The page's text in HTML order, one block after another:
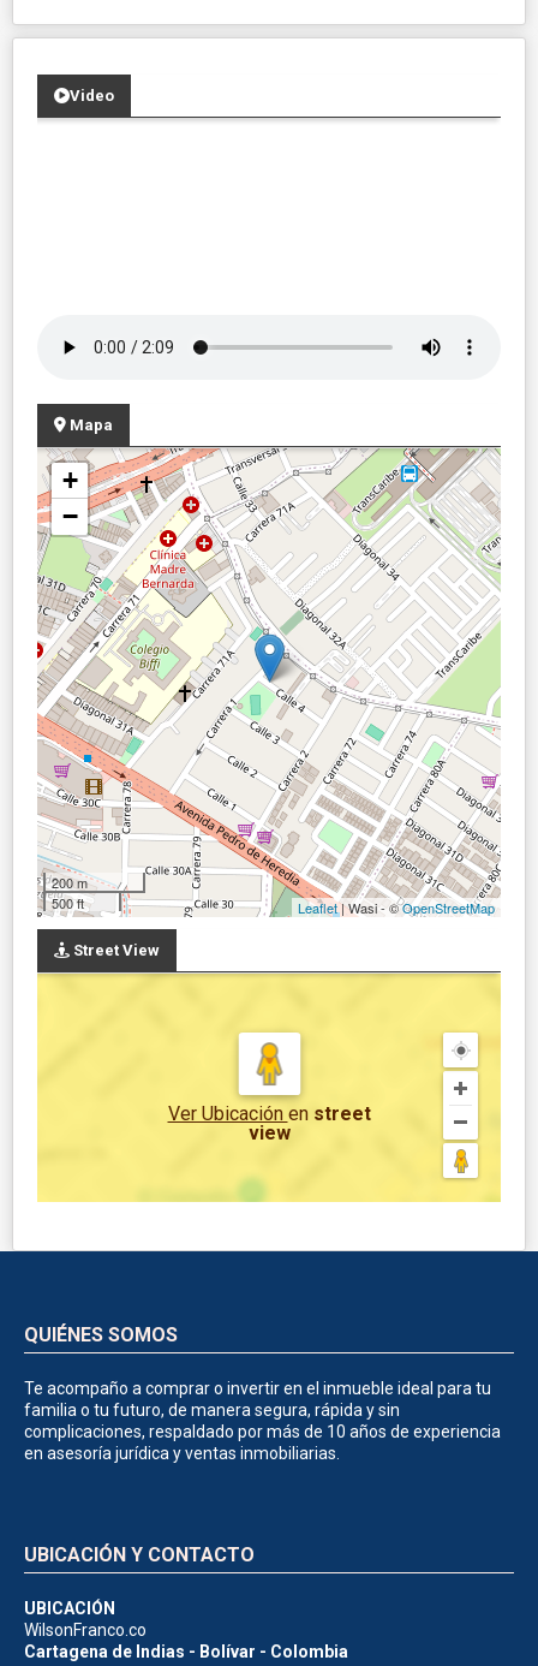
Video
Mapa
+
−
200 m
500 ft
Leaflet| Wasi - ©OpenStreetMap
Street View
Ver Ubicación en street
view
QUIÉNES SOMOS
Te acompaño a comprar o invertir en el inmueble ideal para tu
familia o tu futuro, de manera segura, rápida y sin
complicaciones, respaldado por más de 10 años de experiencia
en asesoría jurídica y ventas inmobiliarias.
UBICACIÓN Y CONTACTO
UBICACIÓN
WilsonFranco.co
Cartagena de Indias - Bolívar - Colombia